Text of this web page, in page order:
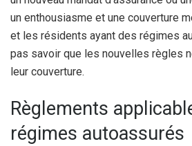
un enthousiasme et une couverture
et les résidents ayant des régimes
pas savoir que les nouvelles règles
leur couverture.
Règlements
régimes autoassurés